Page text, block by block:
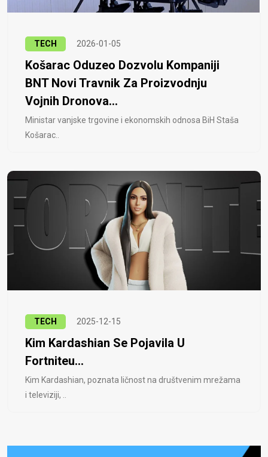
TECH 2026-01-05
Košarac Oduzeo Dozvolu Kompaniji
BNT Novi Travnik Za Proizvodnju
Vojnih Dronova...
Ministar vanjske trgovine i ekonomskih odnosa BiH Staša
Košarac..
TECH 2025-12-15
Kim Kardashian Se Pojavila U
Fortniteu...
Kim Kardashian, poznata ličnost na društvenim mrežama
i televiziji, ..